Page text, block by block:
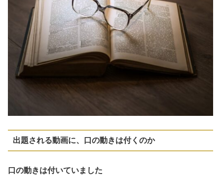
出題される動画に、口の動きは付くのか
口の動きは付いていました